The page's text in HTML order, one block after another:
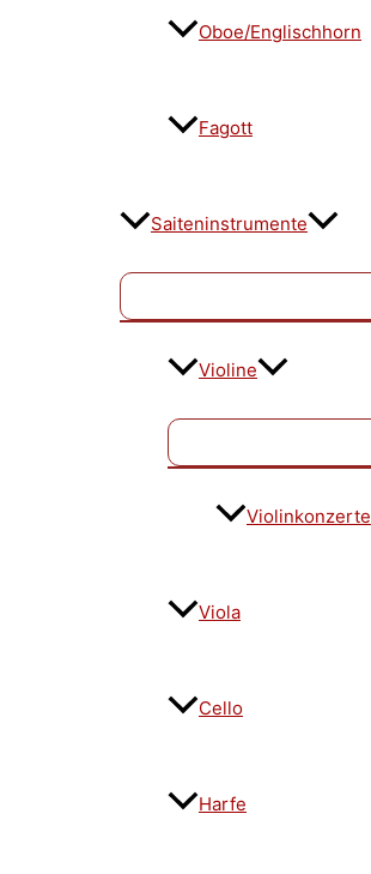
Oboe/Englischhorn
Fagott
Saiteninstrumente
Violine
Violinkonzerte
Viola
Cello
Harfe